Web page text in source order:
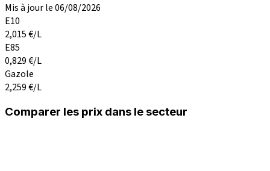
Mis à jour le 06/08/2026
E10
2,015€/L
E85
0,829€/L
Gazole
2,259€/L
Comparer les prix dans le secteur